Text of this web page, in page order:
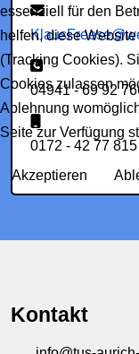
E-Mail:
Telefon:
04941 - 69 92
Mobil:
0172 - 42 77 815
Kontakt
essenziell für den
helfen, diese
(Tracking Cookies).
Cookies zulassen
Ablehnung
Seite zur Verfügung
Akzeptieren